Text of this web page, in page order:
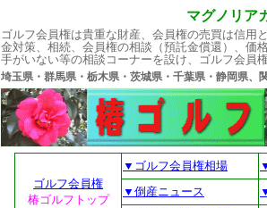
マグノリア
ゴルフ会員権は貴重な財産、会員権の売買は信用
金対策、相続、会員権の相談（預託金償還）、価
手がいない等の相談コーナーを設け、ゴルフ会員
埼玉県・群馬県・栃木県・茨城県・千葉県・
ゴルフ会員権
椿ゴルフトップ
▼ゴルフ会員権相場
▼倒産ニュース